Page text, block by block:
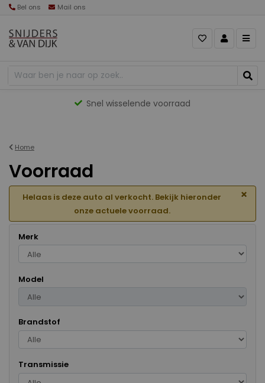
Bel ons Mail ons
Gevarieerd aanbod
Home
Voorraad
Helaas is deze auto al verkocht. Bekijk hieronder
onze actuele voorraad.
×
Merk
Model
Brandstof
Transmissie